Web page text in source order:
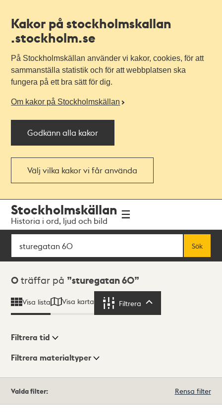
Kakor på stockholmskallan
.stockholm.se
På Stockholmskällan använder vi kakor, cookies, för att
sammanställa statistik och för att webbplatsen ska
fungera på ett bra sätt för dig.
Om kakor på Stockholmskällan
Godkänn alla kakor
Välj vilka kakor vi får använda
navigationen
huvudinnehållet
Stockholmskällan
Historia i ord, ljud och bild
Sök
Sök
Sökresultat
0 träffar på sturegatan 60
Visa lista Visa karta Filtrera
Visningsläge
Filtrera tid
Filtrera materialtyper
träffar
Valda filter: Rensa filter